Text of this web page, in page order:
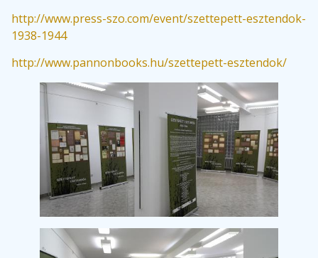
http://www.press-szo.com/event/szettepett-esztendok-
1938-1944
http://www.pannonbooks.hu/szettepett-esztendok/